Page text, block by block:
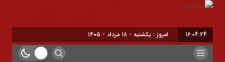
16:04:24 امروز : یکشنبه - ۱۸ مرداد - ۱۴۰۵